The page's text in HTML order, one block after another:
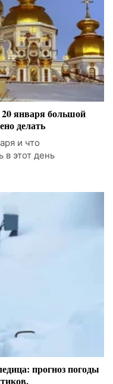
января большой
делать
и что
в этот день
прогноз погоды